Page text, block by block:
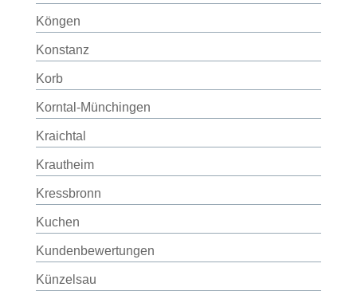
Köngen
Konstanz
Korb
Korntal-Münchingen
Kraichtal
Krautheim
Kressbronn
Kuchen
Kundenbewertungen
Künzelsau